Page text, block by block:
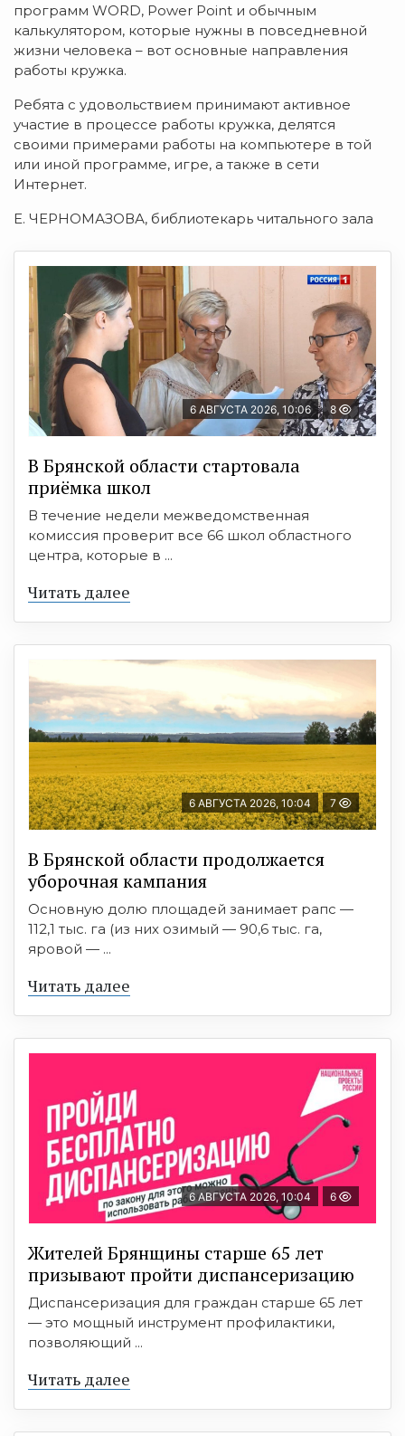
программ WORD, Power Point и обычным
калькулятором, которые нужны в повседневной
жизни человека – вот основные направления
работы кружка.
Ребята с удовольствием принимают активное
участие в процессе работы кружка, делятся
своими примерами работы на компьютере в той
или иной программе, игре, а также в сети
Интернет.
Е. ЧЕРНОМАЗОВА, библиотекарь читального зала
6 АВГУСТА 2026, 10:06 8
В Брянской области стартовала
приёмка школ
В течение недели межведомственная
комиссия проверит все 66 школ областного
центра, которые в ...
Читать далее
6 АВГУСТА 2026, 10:04 7
В Брянской области продолжается
уборочная кампания
Основную долю площадей занимает рапс —
112,1 тыс. га (из них озимый — 90,6 тыс. га,
яровой — ...
Читать далее
6 АВГУСТА 2026, 10:04 6
Жителей Брянщины старше 65 лет
призывают пройти диспансеризацию
Диспансеризация для граждан старше 65 лет
— это мощный инструмент профилактики,
позволяющий ...
Читать далее